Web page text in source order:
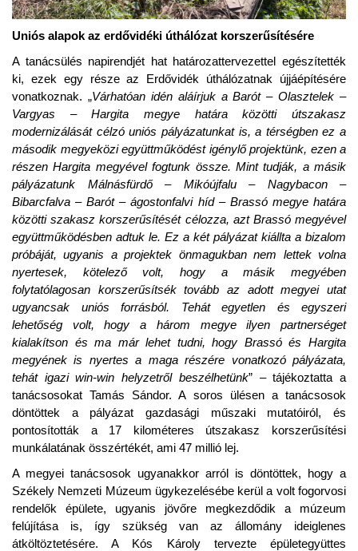
Uniós alapok az erdővidéki úthálózat korszerűsítésére
A tanácsülés napirendjét hat határozattervezettel egészítették
ki, ezek egy része az Erdővidék úthálózatnak újjáépítésére
vonatkoznak. „Várhatóan idén aláírjuk a Barót – Olasztelek –
Vargyas – Hargita megye határa közötti útszakasz
modernizálását célzó uniós pályázatunkat is, a térségben ez a
második megyeközi együttműködést igénylő projektünk, ezen a
részen Hargita megyével fogtunk össze. Mint tudják, a másik
pályázatunk Málnásfürdő – Mikóújfalu – Nagybacon –
Bibarcfalva – Barót – ágostonfalvi híd – Brassó megye határa
közötti szakasz korszerűsítését célozza, azt Brassó megyével
együttműködésben adtuk le. Ez a két pályázat kiállta a bizalom
próbáját, ugyanis a projektek önmagukban nem lettek volna
nyertesek, kötelező volt, hogy a másik megyében
folytatólagosan korszerűsítsék tovább az adott megyei utat
ugyancsak uniós forrásból. Tehát egyetlen és egyszeri
lehetőség volt, hogy a három megye ilyen partnerséget
kialakítson és ma már lehet tudni, hogy Brassó és Hargita
megyének is nyertes a maga részére vonatkozó pályázata,
tehát igazi win-win helyzetről beszélhetünk” – tájékoztatta a
tanácsosokat Tamás Sándor. A soros ülésen a tanácsosok
döntöttek a pályázat gazdasági műszaki mutatóiról, és
pontosították a 17 kilométeres útszakasz korszerűsítési
munkálatának összértékét, ami 47 millió lej.
A megyei tanácsosok ugyanakkor arról is döntöttek, hogy a
Székely Nemzeti Múzeum ügykezelésébe kerül a volt fogorvosi
rendelők épülete, ugyanis jövőre megkezdődik a múzeum
felújítása is, így szükség van az állomány ideiglenes
átköltöztetésére. A Kós Károly tervezte épületegyüttes